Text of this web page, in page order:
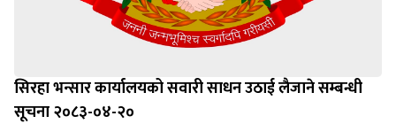
सिरहा भन्सार कार्यालयको सवारी साधन उठाई लैजाने सम्बन्धी
सूचना २०८३-०४-२०